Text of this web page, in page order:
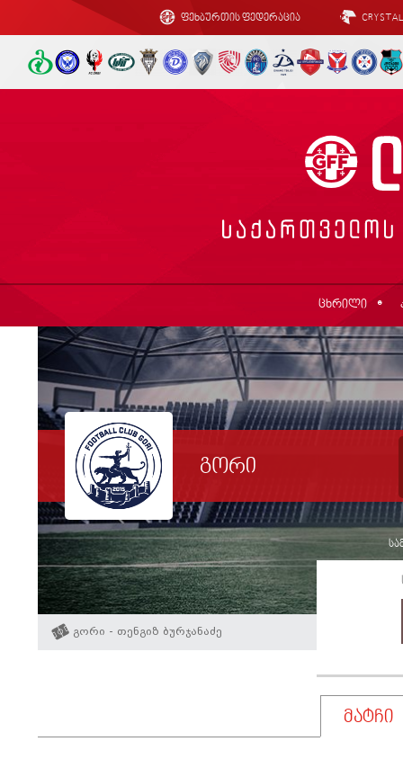
ფეხბურთის ფედერაცია
ცხრილი
გორი
გორი - თენგიზ ბურჯანაძე
მატჩი